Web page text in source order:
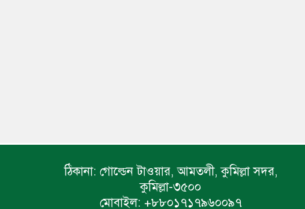
ঠিকানা: গোল্ডেন টাওয়ার, আমতলী, কুমিল্লা সদর,
কুমিল্লা-৩৫০০
মোবাইল: +৮৮০১৭১৭৯৬০০৯৭